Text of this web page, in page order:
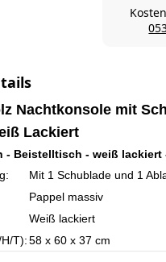
Nachtkonsole mit
Lackiert
- Beistelltisch - weiß lackiert
Mit 1 Schublade und 1
Pappel massiv
Weiß lackiert
T):58 x 60 x 37 cm